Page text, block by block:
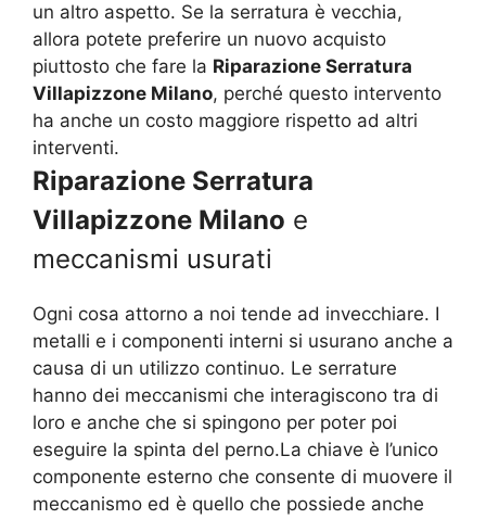
un altro aspetto. Se la serratura è vecchia,
allora potete preferire un nuovo acquisto
piuttosto che fare la Riparazione Serratura
Villapizzone Milano, perché questo intervento
ha anche un costo maggiore rispetto ad altri
interventi.
Riparazione Serratura
Villapizzone Milano e
meccanismi usurati
Ogni cosa attorno a noi tende ad invecchiare. I
metalli e i componenti interni si usurano anche a
causa di un utilizzo continuo. Le serrature
hanno dei meccanismi che interagiscono tra di
loro e anche che si spingono per poter poi
eseguire la spinta del perno.La chiave è l’unico
componente esterno che consente di muovere il
meccanismo ed è quello che possiede anche